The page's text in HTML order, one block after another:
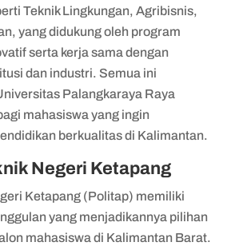
Teknik Lingkungan, Agribisnis,
yang didukung oleh program
serta kerja sama dengan
dan industri. Semua ini
Palangkaraya Raya
mahasiswa yang ingin
berkualitas di Kalimantan.
Negeri Ketapang
Ketapang (Politap) memiliki
yang menjadikannya pilihan
mahasiswa di Kalimantan Barat.